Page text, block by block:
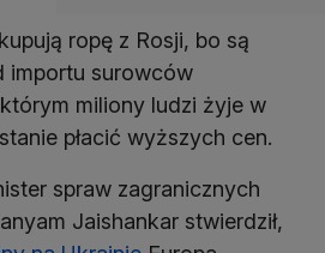
ropę z Rosji, bo są
importu surowców
miliony ludzi żyje w
płacić wyższych cen.
spraw zagranicznych
Jaishankar stwierdził,